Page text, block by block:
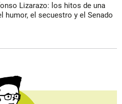
Lizarazo: los hitos de una
humor, el secuestro y el Senado